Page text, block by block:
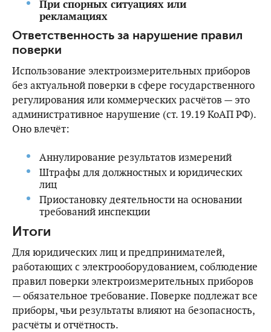
При спорных ситуациях или
рекламациях
Ответственность за нарушение правил
поверки
Использование электроизмерительных приборов
без актуальной поверки в сфере государственного
регулирования или коммерческих расчётов — это
административное нарушение (ст. 19.19 КоАП РФ).
Оно влечёт:
Аннулирование результатов измерений
Штрафы для должностных и юридических
лиц
Приостановку деятельности на основании
требований инспекции
Итоги
Для юридических лиц и предпринимателей,
работающих с электрооборудованием, соблюдение
правил поверки электроизмерительных приборов
— обязательное требование. Поверке подлежат все
приборы, чьи результаты влияют на безопасность,
расчёты и отчётность.